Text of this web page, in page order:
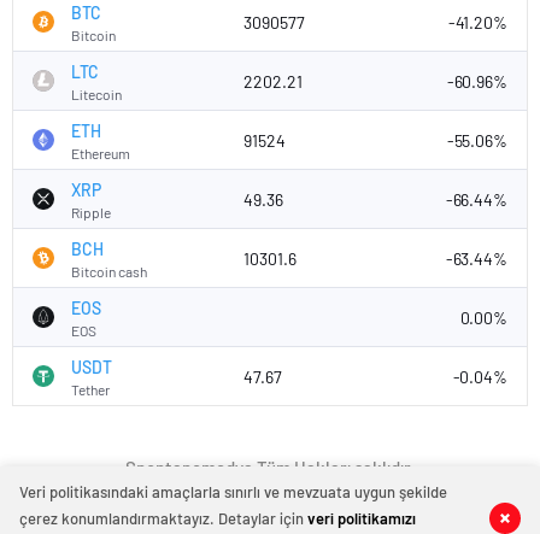
BTC
Bitcoin
3090577 -41.20%
LTC
Litecoin
2202.21 -60.96%
ETH
Ethereum
91524 -55.06%
XRP
Ripple
49.36 -66.44%
BCH
Bitcoin cash
10301.6 -63.44%
EOS
EOS
0.00%
USDT
Tether
47.67 -0.04%
Spontanemedya Tüm Hakları saklıdır.
Veri politikasındaki amaçlarla sınırlı ve mevzuata uygun şekilde
çerez konumlandırmaktayız. Detaylar içinveri politikamızı